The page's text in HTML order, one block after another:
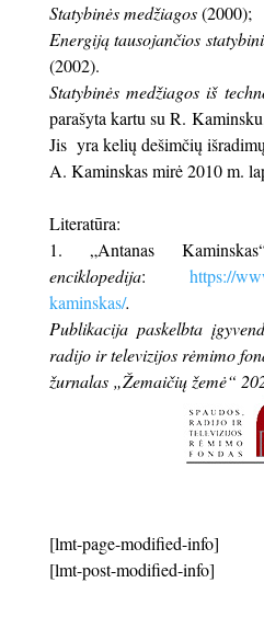
Statybinės medžiagos(2000);
Energiją tausojančios
(2002).
Statybinės medžiagos iš
parašyta kartu su R.
Jis yra kelių dešimčių
A. Kaminskas mirė2010 m.
Literatūra:
1. „Antanas
enciklopedija:https://
kaminskas/.
Publikacija paskelbta
radijo ir televizijos rėmimo
žurnalas „Žemaičių žemė“
[lmt-page-modified-info]
[lmt-post-modified-info]